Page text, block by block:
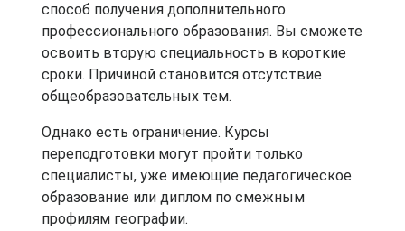
способ получения дополнительного
профессионального образования. Вы сможете
освоить вторую специальность в короткие
сроки. Причиной становится отсутствие
общеобразовательных тем.
Однако есть ограничение. Курсы
переподготовки могут пройти только
специалисты, уже имеющие педагогическое
образование или диплом по смежным
профилям географии.